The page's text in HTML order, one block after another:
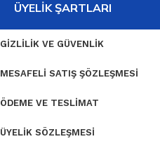
ÜYELIK ŞARTLARI
GIZLILIK VE GÜVENLIK
MESAFELI SATIŞ ŞÖZLEŞMESI
ÖDEME VE TESLIMAT
ÜYELIK SÖZLEŞMESI